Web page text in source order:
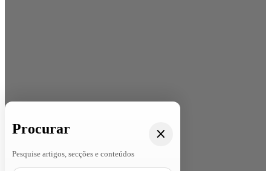
Procurar
Pesquise artigos, secções e conteúdos